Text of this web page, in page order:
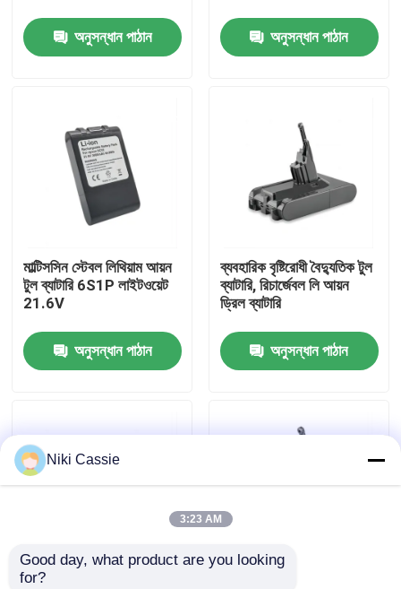
কারখানা ভ্রমণ
মান নিয়ন্ত্রণ
খবর
সোলার পোর্টেবল পাওয়ার স্টেশন
অনুসন্ধান পাঠান অনুসন্ধান পাঠান
মাল্টিসসিন স্টেবল লিথিয়াম আয়ন
টুল ব্যাটারি 6S1P লাইটওয়েট
21.6V
অনুসন্ধান পাঠান
ব্যবহারিক বৃষ্টিরোধী বৈদ্যুতিক টুল
ব্যাটারি, রিচার্জেবল লি আয়ন
ড্রিল ব্যাটারি
অনুসন্ধান পাঠান
MSDS কর্ডলেস লিথিয়াম আয়ন
Niki Cassie
3:23 AM
Good day, what product are you looking
for?